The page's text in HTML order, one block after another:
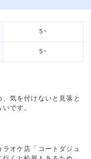
5~
5~
気を付けないと見落と
です。
オケ店「コートダジュ